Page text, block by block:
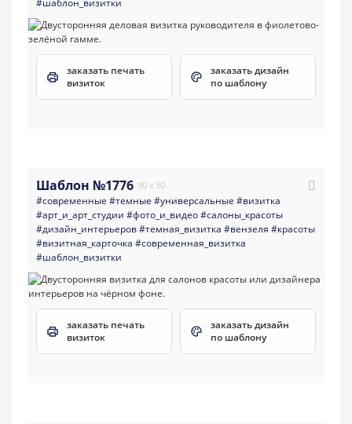
#шаблон_визитки
заказать печать
визиток
заказать дизайн
по шаблону
Шаблон №1776 90 x 50
#современные #темные #универсальные #визитка
#арт_и_арт_студии #фото_и_видео#салоны_красоты
#дизайн_интерьеров#темная_визитка #вензеля #красоты
#визитная_карточка #современная_визитка
#шаблон_визитки
заказать печать
визиток
заказать дизайн
по шаблону